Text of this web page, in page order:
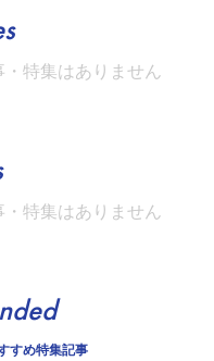
・特集はありません
・特集はありません
すめ特集記事